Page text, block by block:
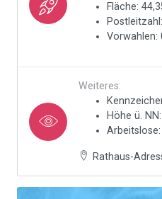
Fläche:
Vorwahlen:
Weiteres:
Höhe ü.
Arbeitslose:
Rathaus-